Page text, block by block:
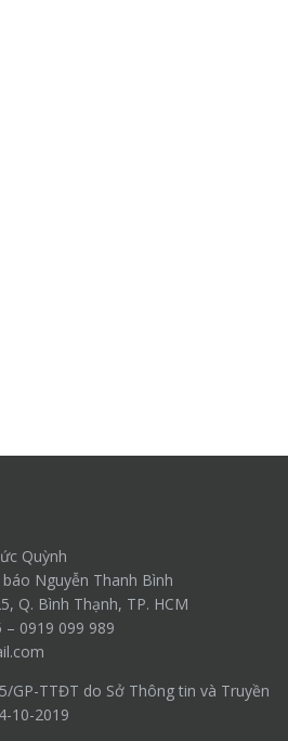
Quỳnh
Nguyễn Thanh Bình
Q. Bình Thạnh, TP. HCM
0919 099 989
GP-TTĐT do Sở Thông tin và Truyền
10-2019